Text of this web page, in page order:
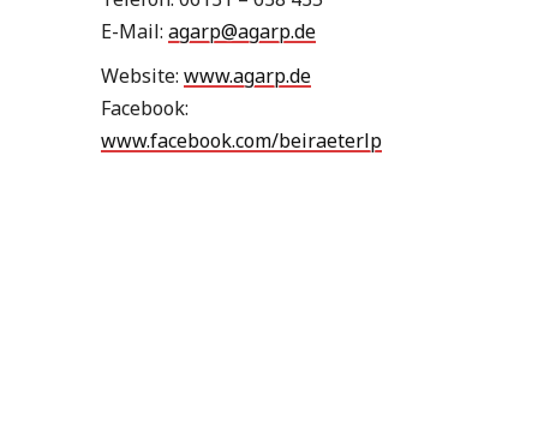
E-Mail: agarp@agarp.de
Website: www.agarp.de
Facebook:
www.facebook.com/beiraeterlp